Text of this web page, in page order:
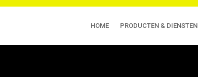
HOME PRODUCTEN & DIENSTEN